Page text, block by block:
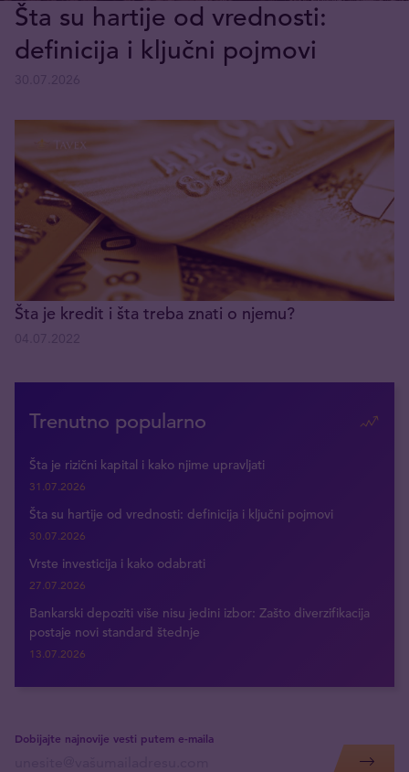
Šta su hartije od vrednosti:
definicija i ključni pojmovi
Šta je kredit i šta treba znati o njemu?
Trenutno popularno
Šta je rizični kapital i kako njime upravljati
31.07.2026
Šta su hartije od vrednosti: definicija i ključni pojmovi
30.07.2026
Vrste investicija i kako odabrati
27.07.2026
Bankarski depoziti više nisu jedini izbor: Zašto diverzifikacija
postaje novi standard štednje
13.07.2026
Dobijajte najnovije vesti putem e-maila